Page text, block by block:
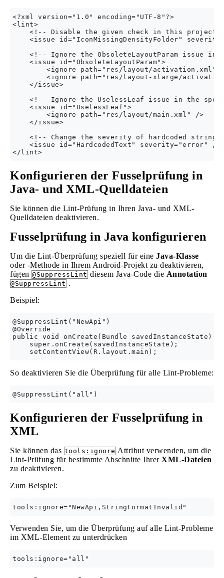
<?xml version="1.0" encoding="UTF-8"?>
<lint>
<!-- Disable the given check in this project
<issue id="IconMissingDensityFolder"
<!-- Ignore the ObsoleteLayoutParam issue in
    <issue id="ObsoleteLayoutParam">
<ignore path="res/layout/activation.xml"
<ignore path="res/layout-xlarge/
    </issue>
<!-- Ignore the UselessLeaf issue in the
    <issue id="UselessLeaf">
        <ignore path="res/layout/main.xml" />
    </issue>
<!-- Change the severity of hardcoded strings
    <issue id="HardcodedText" severity="error" />
Konfigurieren der Fusselprüfung in
Java- und XML-Quelldateien
Sie können die Lint-Prüfung in Ihren Java- und XML-
Quelldateien deaktivieren.
Fusselprüfung in Java konfigurieren
Um die Lint-Überprüfung speziell für eine Java-Klasse
oder -Methode in Ihrem Android-Projekt zu deaktivieren,
fügen @SuppressLint diesem Java-Code die Annotation
@SuppressLint .
Beispiel:
@SuppressLint("NewApi")
@Override
public void onCreate(Bundle savedInstanceState) {
    super.onCreate(savedInstanceState);
So deaktivieren Sie die Überprüfung für alle Lint-Probleme:
Konfigurieren der Fusselprüfung in
XML
Sie können das tools:ignore Attribut verwenden, um die
Lint-Prüfung für bestimmte Abschnitte Ihrer XML-Dateien
zu deaktivieren.
Zum Beispiel:
Verwenden Sie, um die Überprüfung auf alle Lint-Probleme
im XML-Element zu unterdrücken